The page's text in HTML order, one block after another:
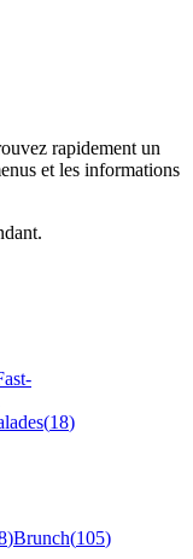
rapidement un
et les informations
(18)
)Brunch(105)